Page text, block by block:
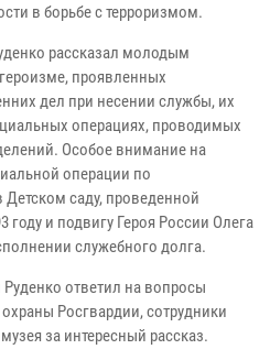
в борьбе с терроризмом.
рассказал молодым
проявленных
дел при несении службы, их
операциях, проводимых
Особое внимание на
операции по
саду, проведенной
и подвигу Героя России Олега
служебного долга.
ответил на вопросы
Росгвардии, сотрудники
за интересный рассказ.